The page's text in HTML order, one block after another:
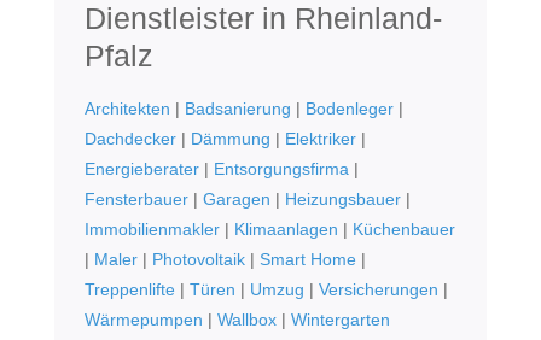
Dienstleister in Rheinland-
Pfalz
Architekten | Badsanierung | Bodenleger|
Dachdecker| Dämmung | Elektriker|
Energieberater| Entsorgungsfirma|
Fensterbauer| Garagen | Heizungsbauer|
Immobilienmakler| Klimaanlagen | Küchenbauer
| Maler| Photovoltaik| Smart Home|
Treppenlifte| Türen | Umzug | Versicherungen |
Wärmepumpen | Wallbox| Wintergarten